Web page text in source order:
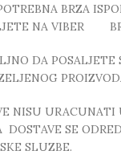
BRZA
NA VIBER
DA
NISU URACUNATI
SE
SLUZBE.